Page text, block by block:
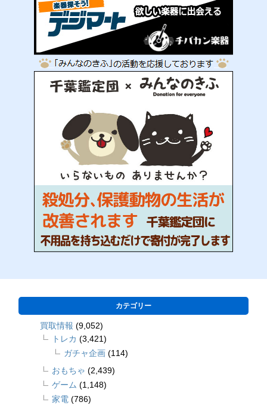
カテゴリー
買取情報 (9,052)
トレカ (3,421)
ガチャ企画 (114)
おもちゃ (2,439)
ゲーム (1,148)
家電 (786)